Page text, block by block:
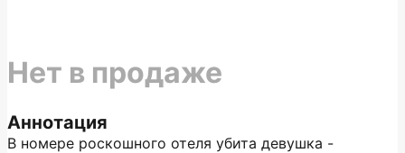
Аннотация
В номере роскошного отеля убита девушка -
Нет в продаже